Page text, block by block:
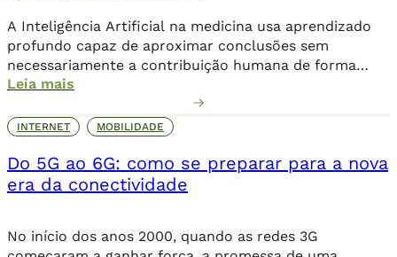
A Inteligência Artificial na medicina usa aprendizado
profundo capaz de aproximar conclusões sem
necessariamente a contribuição humana de forma
direta.
Leia mais
INTERNET MOBILIDADE
Do 5G ao 6G: como se preparar para a nova
era da conectividade
No início dos anos 2000, quando as redes 3G